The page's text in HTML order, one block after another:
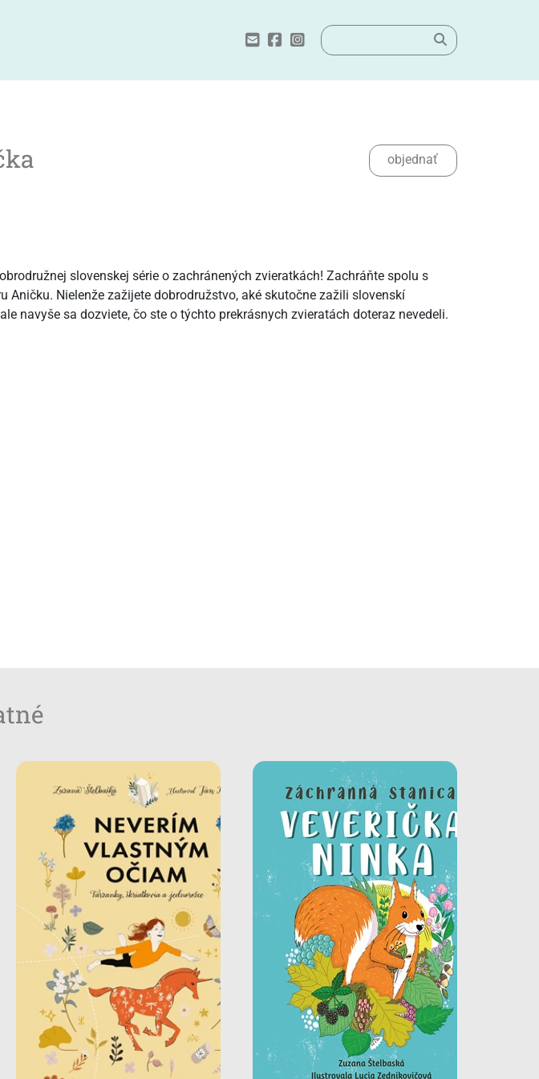
objednať
slovenskej série o zachránených zvieratkách! Zachráňte spolu s
Aničku. Nielenže zažijete dobrodružstvo, aké skutočne zažili slovenskí
navyše sa dozviete, čo ste o týchto prekrásnych zvieratách doteraz nevedeli.
Neverím vlastným
očiam
Čo robiť, keď zavrú školu? No
predsa hľadať Tarzanky a
Veverička Ninka
Ďalší skutočný príbeh zo
Záchrannej stanice v Zázrivej
vás chytí za srdce!